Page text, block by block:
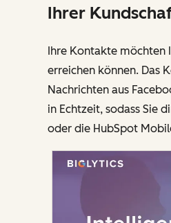
Ihrer
Ihre Kontakte möchten
erreichen können. Das
Nachrichten aus
in Echtzeit, sodass Sie
oder die HubSpot